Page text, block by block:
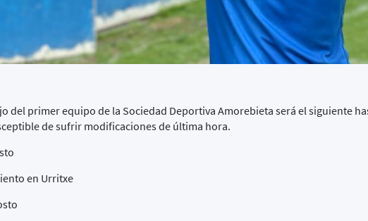
del primer equipo de la Sociedad Deportiva Amorebieta será el siguiente
de sufrir modificaciones de última hora.
en Urritxe